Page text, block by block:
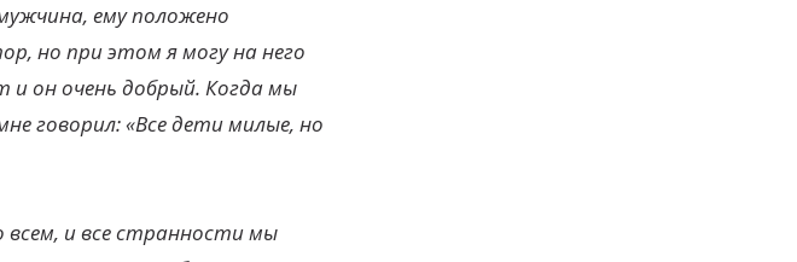
ему положено
но при этом я могу на него
он очень добрый. Когда мы
говорил: «Все дети милые, но
и все странности мы